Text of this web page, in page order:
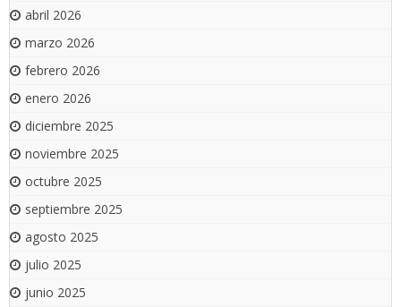
abril 2026
marzo 2026
febrero 2026
enero 2026
diciembre 2025
noviembre 2025
octubre 2025
septiembre 2025
agosto 2025
julio 2025
junio 2025